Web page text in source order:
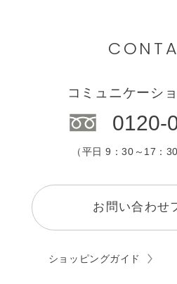
コミュニケーシ
0120-
（平日 9：30～17：
お問い合わせ
ショッピングガイド